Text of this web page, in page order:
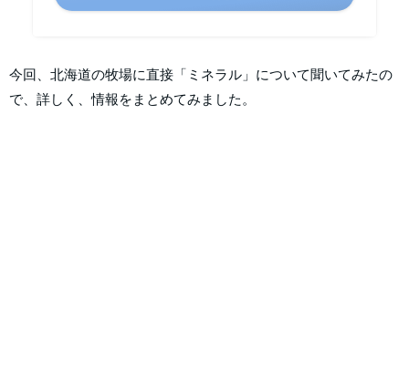
今回、北海道の牧場に直接「ミネラル」について聞いてみたの
で、詳しく、情報をまとめてみました。